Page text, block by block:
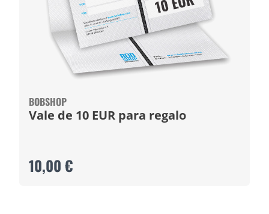
BOBSHOP
Vale de 10 EUR para regalo
10,00 €